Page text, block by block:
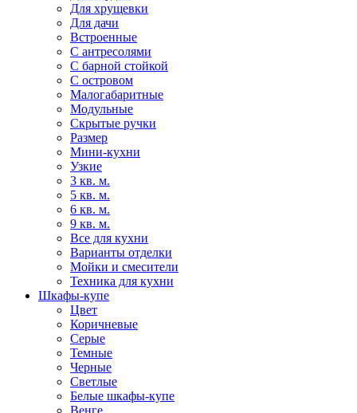
Для хрущевки
Для дачи
Встроенные
С антресолями
С барной стойкой
С островом
Малогабаритные
Модульные
Скрытые ручки
Размер
Мини-кухни
Узкие
3 кв. м.
5 кв. м.
6 кв. м.
9 кв. м.
Все для кухни
Варианты отделки
Мойки и смесители
Техника для кухни
Шкафы-купе
Цвет
Коричневые
Серые
Темные
Черные
Светлые
Белые шкафы-купе
Венге